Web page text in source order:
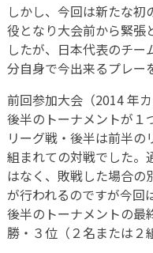
しかし、今回は新たな
役となり大会前から緊張
したが、日本代表のチー
分自身で今出来るプレー
前回参加大会（2014 年
後半のトーナメントが１
リーグ戦・後半は前半
組まれての対戦でした。
はなく、敗戦した場合の
が行われるのですが今回
後半のトーナメントの最
勝・３位（２名または２